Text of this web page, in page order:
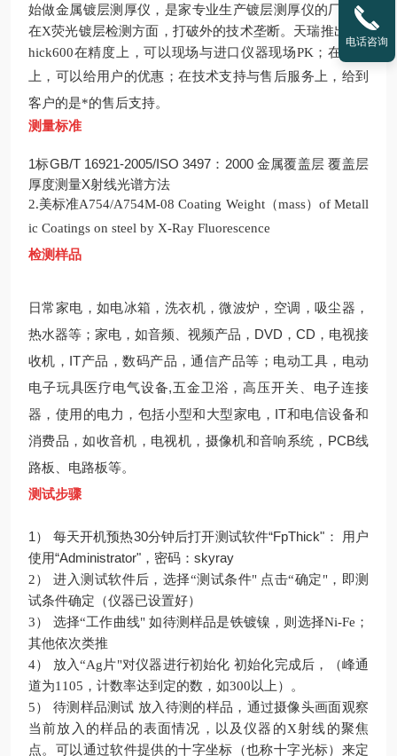
始做金属镀层测厚仪，是家专业生产镀层测厚仪的厂家，
在X荧光镀层检测方面，打破外的技术垄断。天瑞推出的T
hick600在精度上，可以现场与进口仪器现场PK；在价格
上，可以给用户的优惠；在技术支持与售后服务上， 给到
客户的是*的售后支持。
测量标准
1标GB/T 16921-2005/ISO 3497：2000 金属覆盖层 覆盖层
厚度测量X射线光谱方法
2.美标准A754/A754M-08 Coating Weight（mass）of Metall
ic Coatings on steel by X-Ray Fluorescence
检测样品
日常家电，如电冰箱，洗衣机，微波炉，空调，吸尘器，
热水器等；家电，如音频、视频产品，DVD，CD，电视接
收机，IT产品，数码产品，通信产品等；电动工具，电动
电子玩具医疗电气设备,五金卫浴，高压开关、电子连接
器，使用的电力，包括小型和大型家电，IT和电信设备和
消费品，如收音机，电视机，摄像机和音响系统，PCB线
路板、电路板等。
测试步骤
1） 每天开机预热30分钟后打开测试软件“FpThick"：
用户
使用“Administrator"，密码：skyray
2） 进入测试软件后，选择“测试条件" 点击“确定"，即测
试条件确定（仪器已设置好）
3）
选择“工作曲线" 如待测样品是铁镀镍，则选择Ni-Fe；
其他依次类推
4）
放入“Ag片"对仪器进行初始化 初始化完成后，（峰通
道为1105，计数率达到定的数，如300以上）。
5）
待测样品测试 放入待测的样品，通过摄像头画面观察
当前放入的样品的表面情况，以及仪器的X射线的聚焦
点。可以通过软件提供的十字坐标（也称十字光标）来定
电话咨询